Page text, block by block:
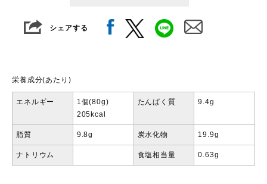
シェアする
栄養成分(あたり)
エネルギー
1個(80g)
205kcal
たんぱく質 9.4g
脂質 9.8g 炭水化物 19.9g
ナトリウム 食塩相当量 0.63g